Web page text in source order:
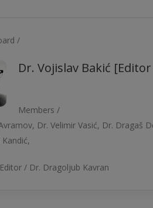
/
Dr. Vojislav Bakić
Members /
Dr. Velimir Vasić, Dr. Dragaš
/ Dr. Dragolјub Kavran